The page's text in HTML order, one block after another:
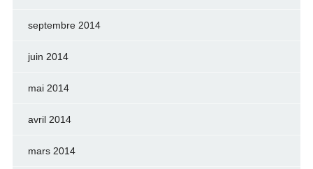
septembre 2014
juin 2014
mai 2014
avril 2014
mars 2014